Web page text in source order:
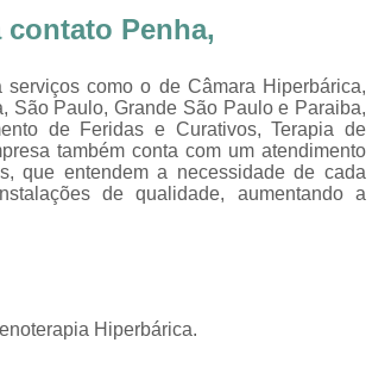
em João Pessoa
Oxigenoterapia
para Tratamento de Diabéticos
Oxigenoterapia Tratamento de Diabéticos
Oxigenoterapia Tratamento de Pé
Penha,
como o de Câmara Hiperbárica,
São Paulo, Grande São Paulo e Paraiba,
de Feridas e Curativos, Terapia de
também conta com um atendimento
que entendem a necessidade de cada
de qualidade, aumentando a
Hiperbárica.